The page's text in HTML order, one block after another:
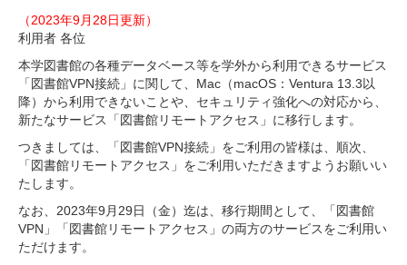
（2023年9月28日更新）
利用者 各位
本学図書館の各種データベース等を学外から利用できるサービス
「図書館VPN接続」に関して、Mac（macOS：Ventura 13.3以
降）から利用できないことや、セキュリティ強化への対応から、
新たなサービス「図書館リモートアクセス」に移行します。
つきましては、「図書館VPN接続」をご利用の皆様は、順次、
「図書館リモートアクセス」をご利用いただきますようお願いい
たします。
なお、2023年9月29日（金）迄は、移行期間として、「図書館
VPN」「図書館リモートアクセス」の両方のサービスをご利用い
ただけます。